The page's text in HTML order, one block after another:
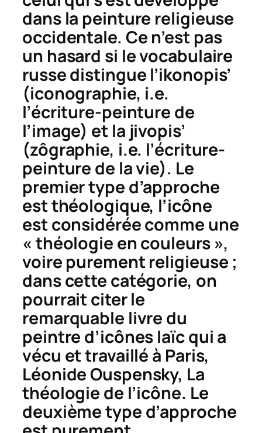
dans la peinture religieuse
occidentale. Ce n’est pas
un hasard si le vocabulaire
russe distingue l’ikonopis’
(iconographie, i.e.
l’écriture-peinture de
l’image) et la jivopis’
(zôgraphie, i.e. l’écriture-
peinture de la vie). Le
premier type d’approche
est théologique, l’icône
est considérée comme une
« théologie en couleurs »,
voire purement religieuse ;
dans cette catégorie, on
pourrait citer le
remarquable livre du
peintre d’icônes laïc qui a
vécu et travaillé à Paris,
Léonide Ouspensky, La
théologie de l’icône. Le
deuxième type d’approche